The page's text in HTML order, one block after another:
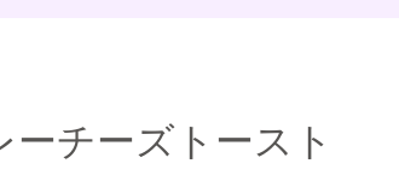
ーチーズトースト